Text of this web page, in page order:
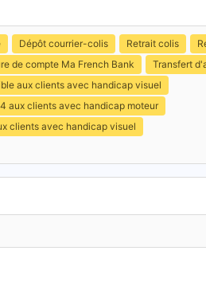
Dépôt courrier-colis Retrait colis
de compte Ma French Bank
Transfert
aux clients avec handicap visuel
aux clients avec handicap moteur
clients avec handicap visuel